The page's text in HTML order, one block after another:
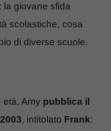
la giovane sfida
scolastiche, cosa
di diverse scuole.
età, Amy pubblica il
, intitolato Frank: